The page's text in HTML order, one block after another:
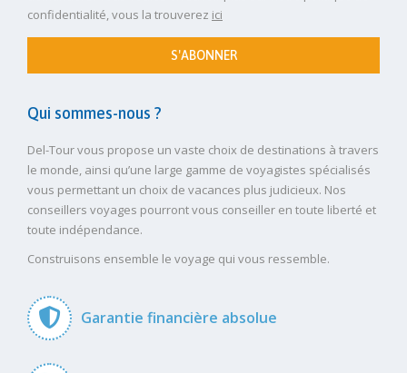
confidentialité, vous la trouverez ici
S'ABONNER
Qui sommes-nous ?
Del-Tour vous propose un vaste choix de destinations à travers
le monde, ainsi qu’une large gamme de voyagistes spécialisés
vous permettant un choix de vacances plus judicieux. Nos
conseillers voyages pourront vous conseiller en toute liberté et
toute indépendance.
Construisons ensemble le voyage qui vous ressemble.
Garantie financière absolue